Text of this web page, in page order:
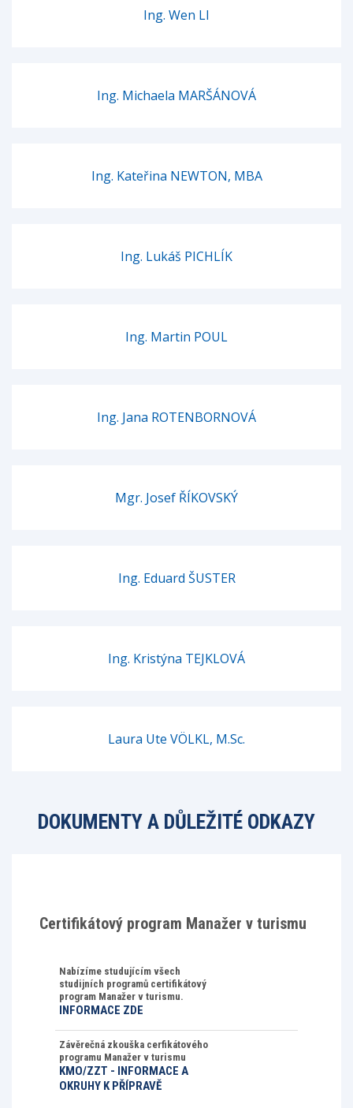
Ing. Wen LI
Ing. Michaela MARŠÁNOVÁ
Ing. Kateřina NEWTON, MBA
Ing. Lukáš PICHLÍK
Ing. Martin POUL
Ing. Jana ROTENBORNOVÁ
Mgr. Josef ŘÍKOVSKÝ
Ing. Eduard ŠUSTER
Ing. Kristýna TEJKLOVÁ
Laura Ute VÖLKL, M.Sc.
DOKUMENTY A DŮLEŽITÉ ODKAZY
Certifikátový program Manažer v turismu
Nabízíme studujícím všech
studijních programů certifikátový
program Manažer v turismu.
INFORMACE ZDE
Závěrečná zkouška cerfikátového
programu Manažer v turismu
KMO/ZZT - INFORMACE A
OKRUHY K PŘÍPRAVĚ